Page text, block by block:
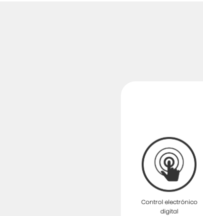
Control electrónico
digital